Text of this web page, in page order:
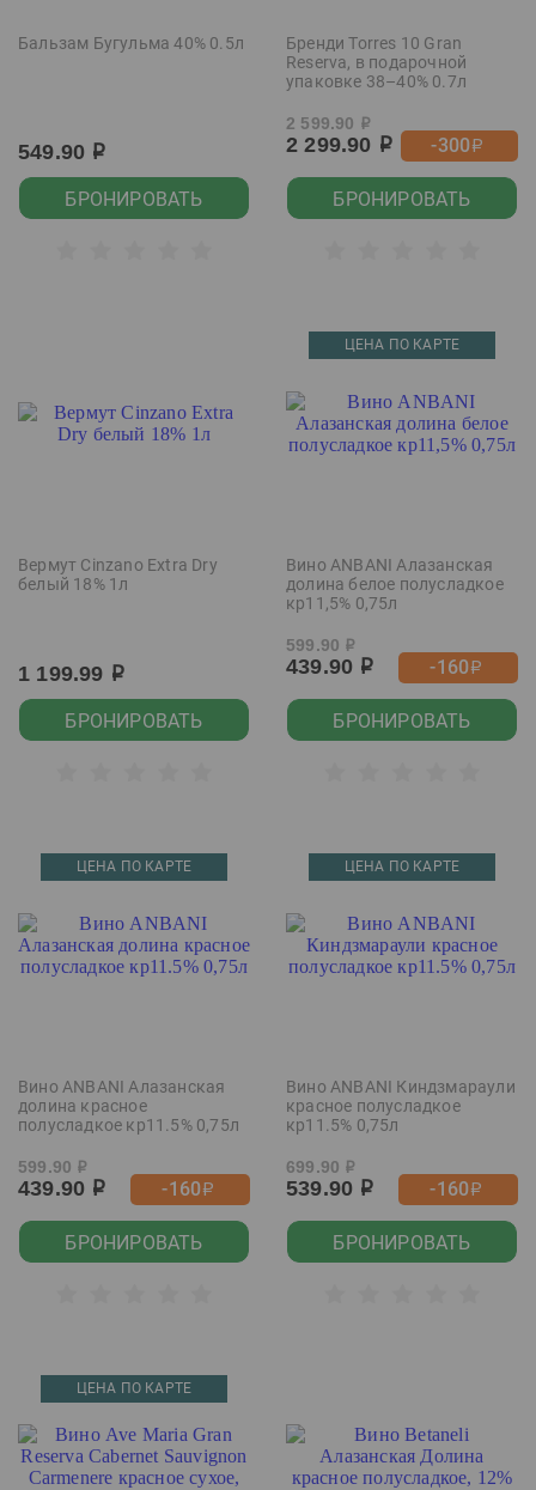
Бальзам Бугульма 40% 0.5л
549.90 р
БРОНИРОВАТЬ
Бренди Torres 10 Gran
Reserva, в подарочной
упаковке 38–40% 0.7л
2 599.90 р
2 299.90 р -300р
БРОНИРОВАТЬ
Вермут Cinzano Extra Dry
белый 18% 1л
1 199.99 р
БРОНИРОВАТЬ
ЦЕНА ПО КАРТЕ
Вино ANBANI Алазанская
долина белое полусладкое
кр11,5% 0,75л
599.90 р
439.90 р -160р
БРОНИРОВАТЬ
ЦЕНА ПО КАРТЕ
Вино ANBANI Алазанская
долина красное
полусладкое кр11.5% 0,75л
599.90 р
439.90 р -160р
БРОНИРОВАТЬ
ЦЕНА ПО КАРТЕ
Вино ANBANI Киндзмараули
красное полусладкое
кр11.5% 0,75л
699.90 р
539.90 р -160р
БРОНИРОВАТЬ
ЦЕНА ПО КАРТЕ